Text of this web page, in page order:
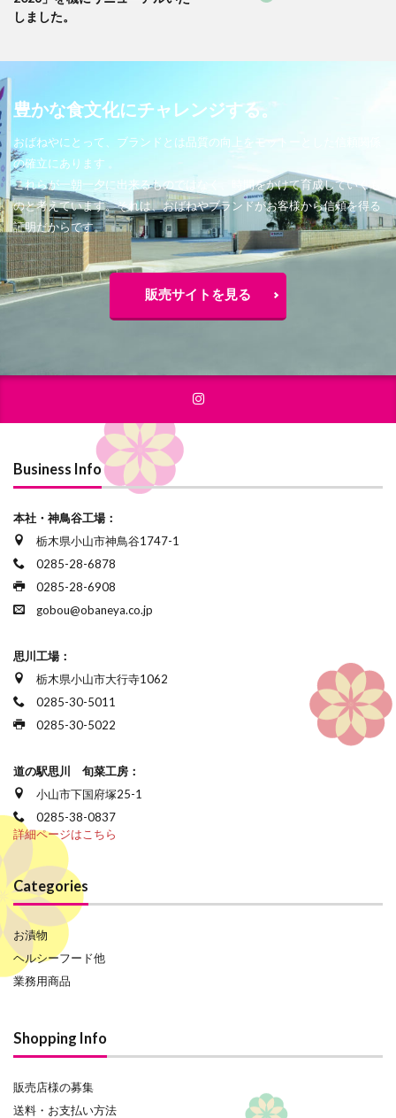
しました。
豊かな食文化にチャレンジする。
おばねやにとって、ブランドとは品質の向上をモットーとした信頼関係
の確立にあります 。
これらが一朝一夕に出来るものではなく、時間をかけて育成していくも
のと考えています。それは、おばねやブランドがお客様から信頼を得る
証明だからです。
販売サイトを見る
Business Info
本社・神鳥谷工場：
栃木県小山市神鳥谷1747-1
0285-28-6878
0285-28-6908
gobou@obaneya.co.jp
思川工場：
栃木県小山市大行寺1062
0285-30-5011
0285-30-5022
道の駅思川 旬菜工房：
小山市下国府塚25-1
0285-38-0837
詳細ページはこちら
Categories
お漬物
ヘルシーフード他
業務用商品
Shopping Info
販売店様の募集
送料・お支払い方法